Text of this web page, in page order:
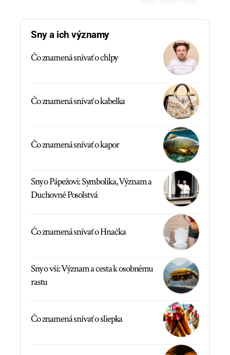
Sny a ich významy
Čo znamená snívať o chlpy
Čo znamená snívať o kabelka
Čo znamená snívať o kapor
Sny o Pápežovi: Symbolika, Význam a
Duchovné Posolstvá
Čo znamená snívať o Hnačka
Sny o vši: Význam a cesta k osobnému
rastu
Čo znamená snívať o sliepka